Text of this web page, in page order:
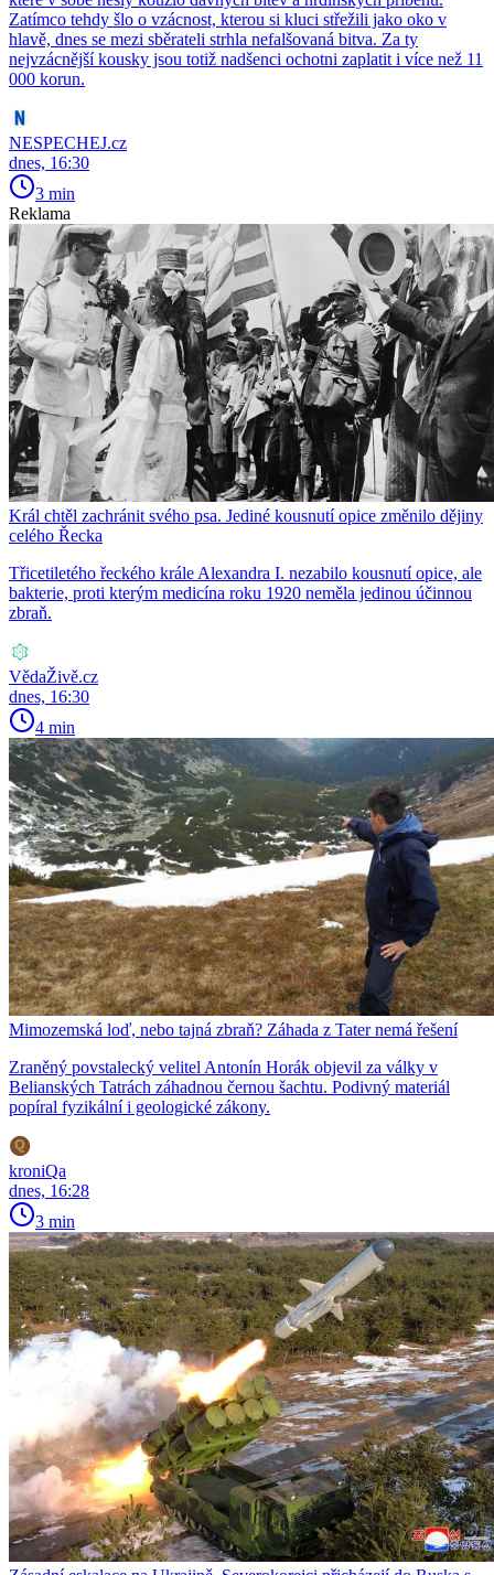
Zatímco tehdy šlo o vzácnost, kterou si kluci střežili jako oko v
hlavě, dnes se mezi sběrateli strhla nefalšovaná bitva. Za ty
nejvzácnější kousky jsou totiž nadšenci ochotni zaplatit i více než 11
000 korun.
NESPECHEJ.cz
dnes, 16:30
3 min
Reklama
Král chtěl zachránit svého psa. Jediné kousnutí opice změnilo dějiny
celého Řecka
Třicetiletého řeckého krále Alexandra I. nezabilo kousnutí opice, ale
bakterie, proti kterým medicína roku 1920 neměla jedinou účinnou
zbraň.
VědaŽivě.cz
dnes, 16:30
4 min
Mimozemská loď, nebo tajná zbraň? Záhada z Tater nemá řešení
Zraněný povstalecký velitel Antonín Horák objevil za války v
Belianských Tatrách záhadnou černou šachtu. Podivný materiál
popíral fyzikální i geologické zákony.
kroniQa
dnes, 16:28
3 min